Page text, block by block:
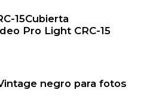
15Cubierta
Pro Light CRC-15
negro para fotos